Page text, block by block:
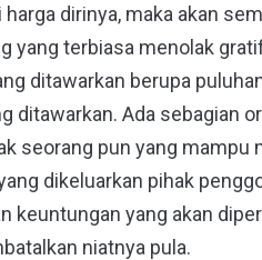
dirinya, maka akan
yang terbiasa menolak
ditawarkan berupa
ditawarkan. Ada sebagian
seorang pun yang mampu
dikeluarkan pihak
keuntungan yang akan
niatnya pula.